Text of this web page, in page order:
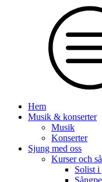
Hem
Musik & konserter
Musik
Konserter
Sjung med oss
Kurser och
Solist i